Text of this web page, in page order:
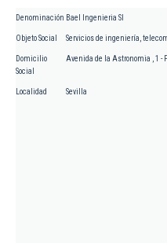
Denominación Bael Ingenieria Sl
Objeto Social Servicios de ingeniería,
Domicilio
Social
Avenida de la Astronomia , 1 -
Localidad Sevilla